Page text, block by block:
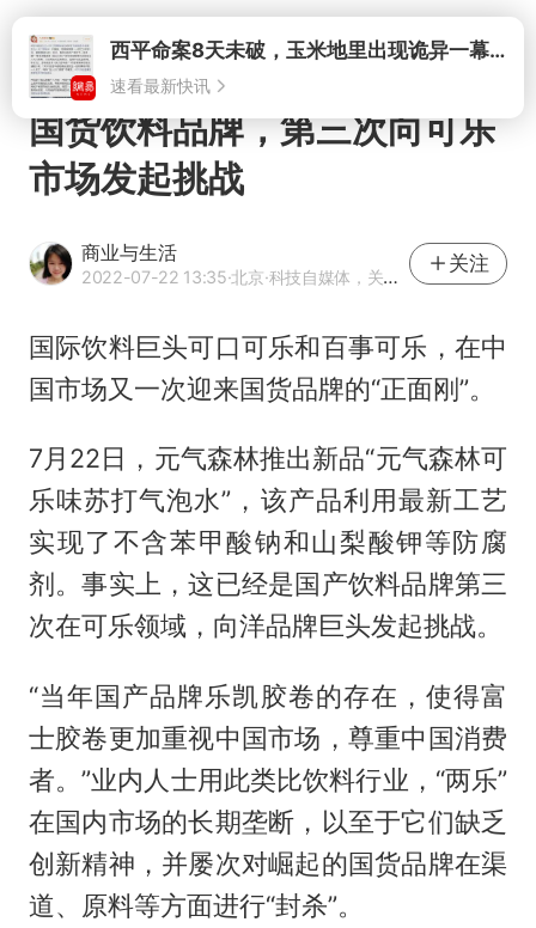
打开
国货饮料品牌，第三次向可乐
市场发起挑战
商业与生活
2022-07-22 13:35·北京·科技自媒体，关注TMT
关注
国际饮料巨头可口可乐和百事可乐，在中
国市场又一次迎来国货品牌的“正面刚”。
7月22日，元气森林推出新品“元气森林可
乐味苏打气泡水”，该产品利用最新工艺
实现了不含苯甲酸钠和山梨酸钾等防腐
剂。事实上，这已经是国产饮料品牌第三
次在可乐领域，向洋品牌巨头发起挑战。
“当年国产品牌乐凯胶卷的存在，使得富
士胶卷更加重视中国市场，尊重中国消费
者。”业内人士用此类比饮料行业，“两乐”
在国内市场的长期垄断，以至于它们缺乏
创新精神，并屡次对崛起的国货品牌在渠
道、原料等方面进行“封杀”。